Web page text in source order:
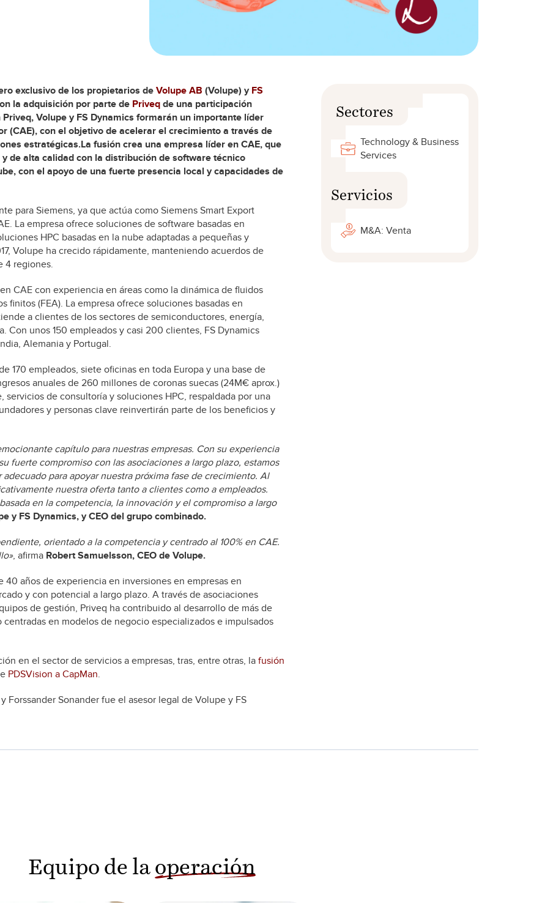
exclusivo de los propietarios de Volupe AB (Volupe) y FS
la adquisición por parte de Priveq de una participación
Volupe y FS Dynamics formarán un importante líder
(CAE), con el objetivo de acelerar el crecimiento a través de
estratégicas.La fusión crea una empresa líder en CAE, que
de alta calidad con la distribución de software técnico
con el apoyo de una fuerte presencia local y capacidades de
para Siemens, ya que actúa como Siemens Smart Export
La empresa ofrece soluciones de software basadas en
HPC basadas en la nube adaptadas a pequeñas y
Volupe ha crecido rápidamente, manteniendo acuerdos de
4 regiones.
CAE con experiencia en áreas como la dinámica de fluidos
finitos (FEA). La empresa ofrece soluciones basadas en
a clientes de los sectores de semiconductores, energía,
Con unos 150 empleados y casi 200 clientes, FS Dynamics
Alemania y Portugal.
170 empleados, siete oficinas en toda Europa y una base de
anuales de 260 millones de coronas suecas (24M€ aprox.)
de consultoría y soluciones HPC, respaldada por una
y personas clave reinvertirán parte de los beneficios y
capítulo para nuestras empresas. Con su experiencia
fuerte compromiso con las asociaciones a largo plazo, estamos
para apoyar nuestra próxima fase de crecimiento. Al
nuestra oferta tanto a clientes como a empleados.
en la competencia, la innovación y el compromiso a largo
y FS Dynamics, y CEO del grupo combinado.
orientado a la competencia y centrado al 100% en CAE.
, afirma Robert Samuelsson, CEO de Volupe.
años de experiencia en inversiones en empresas en
y con potencial a largo plazo. A través de asociaciones
de gestión, Priveq ha contribuido al desarrollo de más de
en modelos de negocio especializados e impulsados
en el sector de servicios a empresas, tras, entre otras, la fusión
PDSVision a CapMan.
Forssander Sonander fue el asesor legal de Volupe y FS
Sectores
Technology & Business
Services
Servicios
M&A: Venta
Equipo de la operación